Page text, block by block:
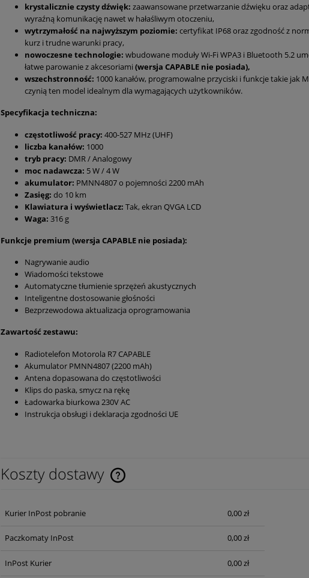
Zapytaj
o cenę
krystalicznie czysty dźwięk: zaawansowane przetwarzanie dźwięku oraz
wyraźną komunikację nawet w hałaśliwym otoczeniu,
wytrzymałość na najwyższym poziomie: certyfikat IP68 oraz zgodność z
kurz i trudne warunki pracy,
nowoczesne technologie: wbudowane moduły Wi-Fi WPA3 i Bluetooth 5.2
łatwe parowanie z akcesoriami (wersja CAPABLE nie posiada),
wszechstronność: 1000 kanałów, programowalne przyciski i funkcje takie jak
czynią ten model idealnym dla wymagających użytkowników.
Specyfikacja techniczna:
częstotliwość pracy: 400-527 MHz (UHF)
liczba kanałów: 1000
tryb pracy: DMR / Analogowy
moc nadawcza: 5 W / 4 W
akumulator: PMNN4807 o pojemności 2200 mAh
Zasięg: do 10 km
Klawiatura i wyświetlacz: Tak, ekran QVGA LCD
Waga: 316 g
Funkcje premium (wersja CAPABLE nie posiada):
Nagrywanie audio
Wiadomości tekstowe
Automatyczne tłumienie sprzężeń akustycznych
Inteligentne dostosowanie głośności
Bezprzewodowa aktualizacja oprogramowania
Zawartość zestawu:
Radiotelefon Motorola R7 CAPABLE
Akumulator PMNN4807 (2200 mAh)
Antena dopasowana do częstotliwości
Klips do paska, smycz na rękę
Ładowarka biurkowa 230V AC
Instrukcja obsługi i deklaracja zgodności UE
Koszty dostawy
Kurier InPost pobranie 0,00 zł
Paczkomaty InPost 0,00 zł
InPost Kurier 0,00 zł